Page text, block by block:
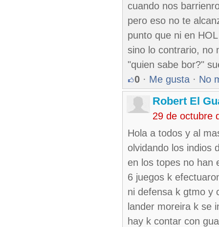
cuando nos
pero eso no te
punto que ni en
sino lo contrario, no
"quien sabe bor?"
0 · Me gusta · No
Robert El
29 de octubre
Hola a todos y al
olvidando los indios
en los topes no han
6 juegos k
ni defensa k gtmo y
lander moreira k se
hay k contar con